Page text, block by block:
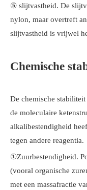
⑤ slijtvastheid. De
nylon, maar overtreft
slijtvastheid is vrijwel
Chemische
De chemische
de moleculaire
alkalibestendigheid
tegen andere reagentia.
①Zuurbestendigheid.
(vooral organische
met een massafractie